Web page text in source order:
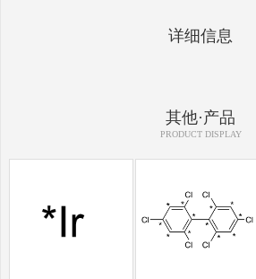
详细信息
其他·产品
PRODUCT DISPLAY